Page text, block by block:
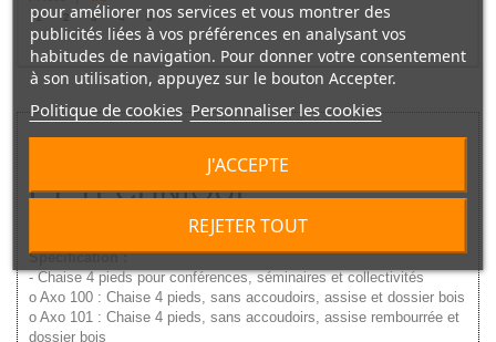
1 3 4 5
DESCRIPTIF COMMERCIAL
ET TECHNIQUE
Chaise empilable AXO avec tablette écritoire, fabricant BN Solution.
Spécification :
- Chaise 4 pieds pour conférences, séminaires et collectivités
o Axo 100 : Chaise 4 pieds, sans accoudoirs, assise et dossier bois
o Axo 101 : Chaise 4 pieds, sans accoudoirs, assise rembourrée et
dossier bois
pour améliorer nos services et vous montrer des
publicités liées à vos préférences en analysant vos
habitudes de navigation. Pour donner votre consentement
à son utilisation, appuyez sur le bouton Accepter.
Politique de cookies Personnaliser les cookies
REJETER TOUT
J'ACCEPTE